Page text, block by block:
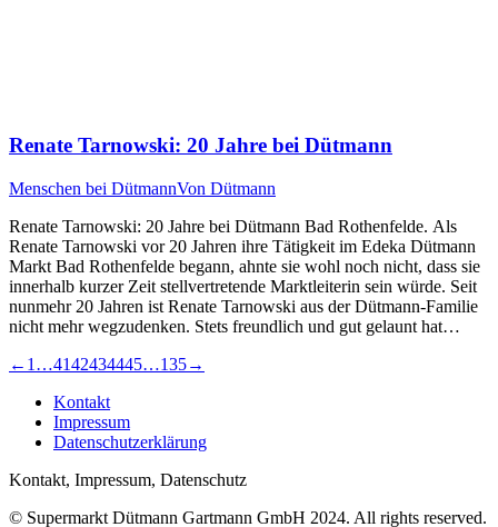
Renate Tarnowski: 20 Jahre bei Dütmann
Menschen bei DütmannVon Dütmann
Renate Tarnowski: 20 Jahre bei Dütmann Bad Rothenfelde. Als
Renate Tarnowski vor 20 Jahren ihre Tätigkeit im Edeka Dütmann
Markt Bad Rothenfelde begann, ahnte sie wohl noch nicht, dass sie
innerhalb kurzer Zeit stellvertretende Marktleiterin sein würde. Seit
nunmehr 20 Jahren ist Renate Tarnowski aus der Dütmann-Familie
nicht mehr wegzudenken. Stets freundlich und gut gelaunt hat…
← 1 …4142434445…135→
Kontakt
Impressum
Datenschutzerklärung
Kontakt, Impressum, Datenschutz
© Supermarkt Dütmann Gartmann GmbH 2024. All rights reserved.